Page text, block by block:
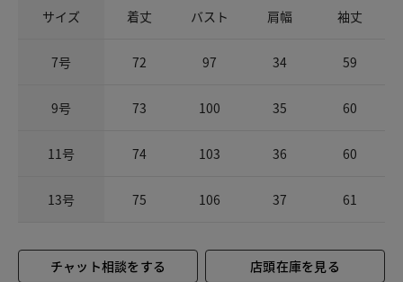
サイズ 着丈 バスト 肩幅 袖丈
7号 72 97 34 59
9号 73 100 35 60
11号 74 103 36 60
13号 75 106 37 61
チャット相談をする 店頭在庫を見る